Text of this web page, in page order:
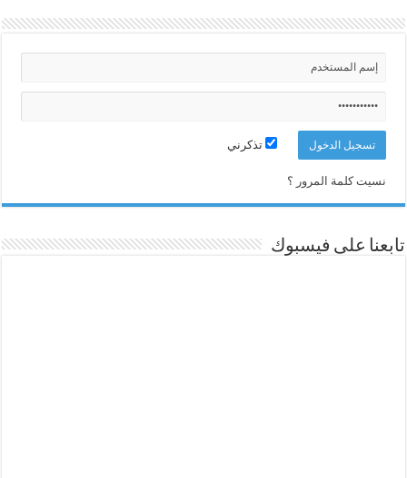
تذكرني
نسيت كلمة المرور ؟
تابعنا على فيسبوك